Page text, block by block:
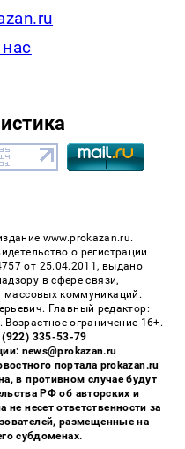
www.prokazan.ru.
о регистрации
от 25.04.2011, выдано
в сфере связи,
массовых коммуникаций.
Главный редактор:
ограничение 16+.
(922) 335-53-79
news@prokazan.ru
портала prokazan.ru
в противном случае будут
РФ об авторских и
несет ответственности за
размещенные на
субдоменах.